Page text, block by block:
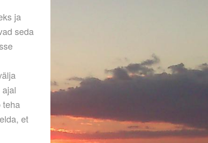
ja
seda
teha
et